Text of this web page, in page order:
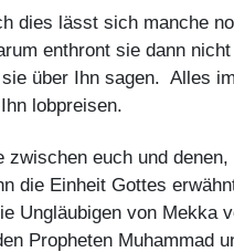
dies lässt sich manche
enthront sie dann
über Ihn sagen. Alles
lobpreisen.
euch und
die Einheit Gottes
Ungläubigen von Mekka
Propheten Muhammad